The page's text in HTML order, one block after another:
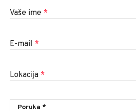
Vaše ime *
E-mail *
Lokacija *